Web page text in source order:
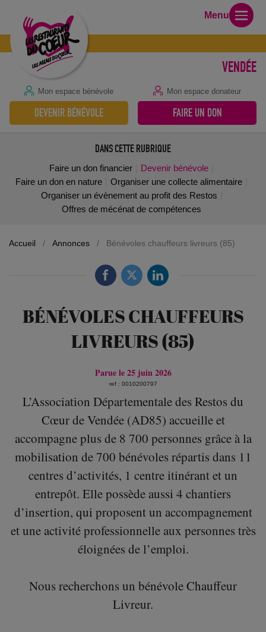
VENDÉE
Mon espace bénévole Mon espace donateur
DEVENIR BÉNÉVOLE FAIRE UN DON
Menu
DANS CETTE RUBRIQUE
Faire un don financier
Devenir bénévole
Faire un don en nature
Organiser une collecte alimentaire
Organiser un évènement au profit des Restos
Offres de mécénat de compétences
Accueil / Annonces / Bénévoles chauffeurs livreurs (85)
BÉNÉVOLES CHAUFFEURS
LIVREURS (85)
Parue le 25 juin 2026
ref : 0010200797
L’Association Départementale des Restos du
Cœur de Vendée (AD85) accueille et
accompagne plus de 8 700 personnes grâce à la
mobilisation de 700 bénévoles répartis dans 11
centres d’activités, 1 centre itinérant et un
entrepôt. Elle possède aussi 4 chantiers
d’insertion, qui proposent un accompagnement
et une activité professionnelle aux personnes très
éloignées de l’emploi.
Nous recherchons un bénévole Chauffeur
Livreur.